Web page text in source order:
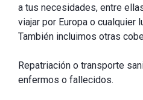
a tus necesidades, entre
viajar por Europa o cualquier
También incluimos otras
Repatriación o transporte
enfermos o fallecidos.